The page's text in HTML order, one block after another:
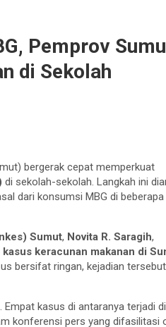
Pemprov
di Sekolah
bergerak cepat memperkuat
di sekolah-sekolah. Langkah ini
dari konsumsi MBG di beberapa
Sumut, Novita R. Saragih,
keracunan makanan di
bersifat ringan, kejadian tersebut
kasus di antaranya terjadi di
konferensi pers yang difasilitasi